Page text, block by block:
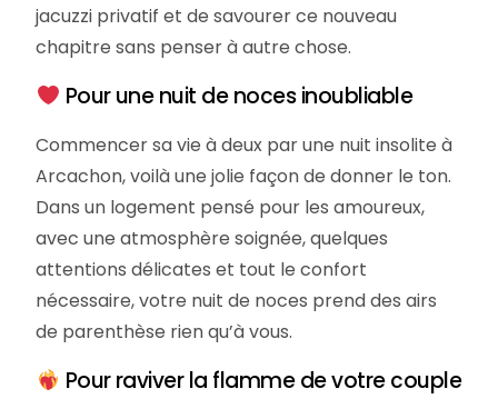
jacuzzi privatif et de savourer ce nouveau
chapitre sans penser à autre chose.
Pour une nuit de noces inoubliable
Commencer sa vie à deux par une nuit insolite à
Arcachon, voilà une jolie façon de donner le ton.
Dans un logement pensé pour les amoureux,
avec une atmosphère soignée, quelques
attentions délicates et tout le confort
nécessaire, votre nuit de noces prend des airs
de parenthèse rien qu’à vous.
Pour raviver la flamme de votre couple